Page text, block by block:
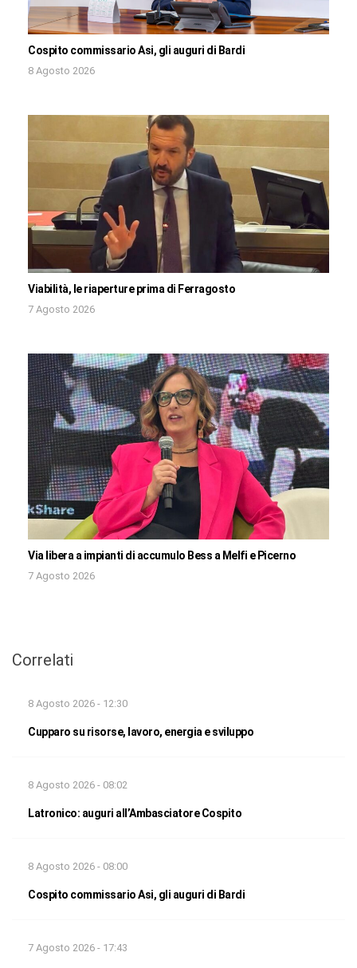
Cospito commissario Asi, gli auguri di Bardi
8 Agosto 2026
Viabilità, le riaperture prima di Ferragosto
7 Agosto 2026
Via libera a impianti di accumulo Bess a Melfi e Picerno
7 Agosto 2026
Correlati
8 Agosto 2026 - 12:30
Cupparo su risorse, lavoro, energia e sviluppo
8 Agosto 2026 - 08:02
Latronico: auguri all’Ambasciatore Cospito
8 Agosto 2026 - 08:00
Cospito commissario Asi, gli auguri di Bardi
7 Agosto 2026 - 17:43